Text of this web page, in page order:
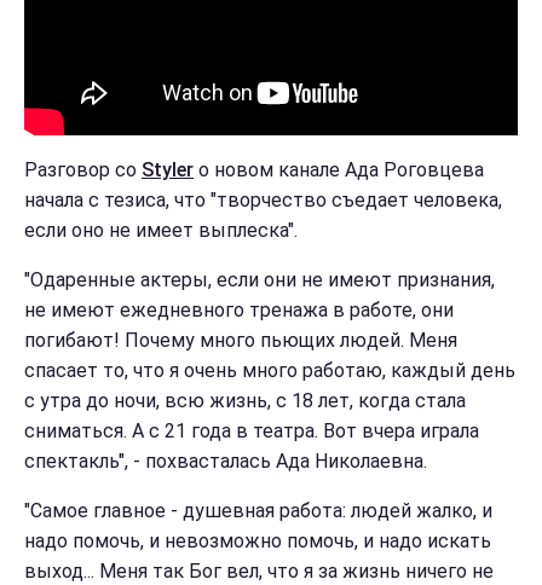
Разговор со Styler о новом канале Ада Роговцева
начала с тезиса, что "творчество съедает человека,
если оно не имеет выплеска".
"Одаренные актеры, если они не имеют признания,
не имеют ежедневного тренажа в работе, они
погибают! Почему много пьющих людей. Меня
спасает то, что я очень много работаю, каждый день
с утра до ночи, всю жизнь, с 18 лет, когда стала
сниматься. А с 21 года в театра. Вот вчера играла
спектакль", - похвасталась Ада Николаевна.
"Самое главное - душевная работа: людей жалко, и
надо помочь, и невозможно помочь, и надо искать
выход... Меня так Бог вел, что я за жизнь ничего не